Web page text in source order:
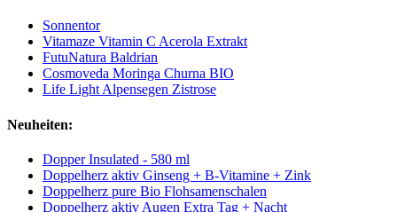
Sonnentor
Vitamaze Vitamin C Acerola Extrakt
FutuNatura Baldrian
Cosmoveda Moringa Churna BIO
Life Light Alpensegen Zistrose
Neuheiten:
Dopper Insulated - 580 ml
Doppelherz aktiv Ginseng + B-Vitamine + Zink
Doppelherz pure Bio Flohsamenschalen
Doppelherz aktiv Augen Extra Tag + Nacht